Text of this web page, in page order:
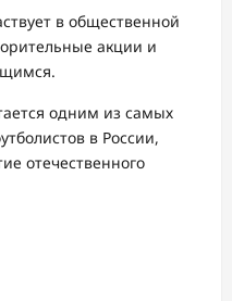
в общественной
акции и
одним из самых
в России,
отечественного